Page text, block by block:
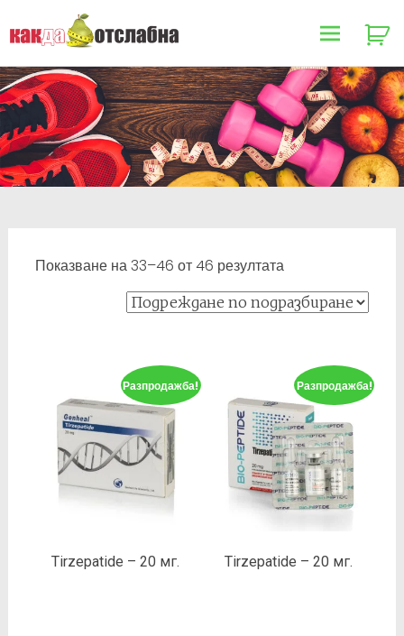
Как да отслабна
Skip
to
content
Показване на 33–46 от 46 резултата
Разпродажба!
Tirzepatide – 20 мг.
Разпродажба!
Tirzepatide – 20 мг.